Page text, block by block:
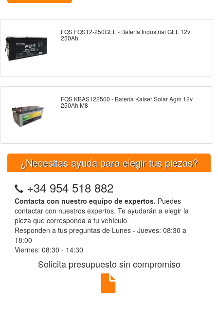
FQS FQS12-250GEL - Batería Industrial GEL 12v
250Ah
FQS KBAS122500 - Batería Kaiser Solar Agm 12v
250Ah M8
¿Necesitas ayuda para elegir tus piezas?
+34 954 518 882
Contacta con nuestro equipo de expertos. Puedes
contactar con nuestros expertos. Te ayudarán a elegir la
pieza que corresponda a tu vehículo.
Responden a tus preguntas de Lunes - Jueves: 08:30 a
18:00
Viernes: 08:30 - 14:30
Solicita presupuesto sin compromiso